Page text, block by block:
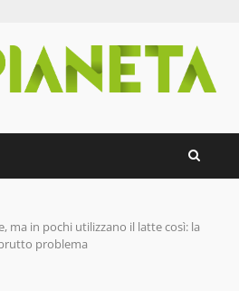
ma in pochi utilizzano il latte così: la
problema